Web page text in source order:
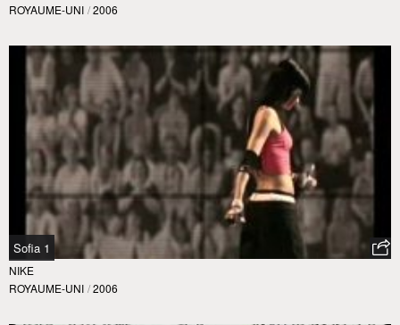
ROYAUME-UNI / 2006
Sofia 1
NIKE
ROYAUME-UNI / 2006